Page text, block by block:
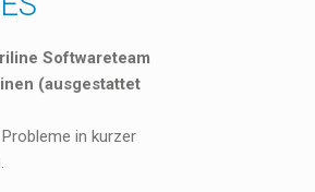
Softwareteam
(ausgestattet
in kurzer